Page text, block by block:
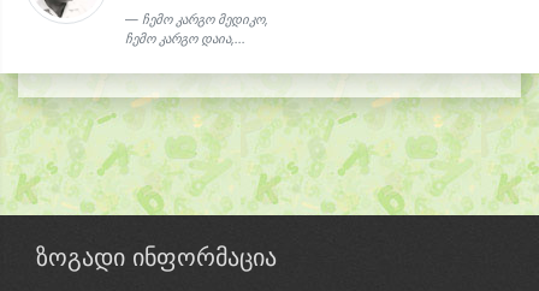
ჩემო კარგო მედიკო,
ჩემო კარგო დაია,...
ზოგადი ინფორმაცია